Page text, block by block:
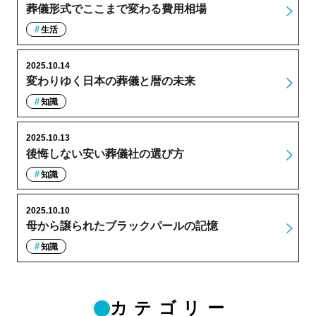
葬儀形式でここまで変わる費用相場
生活
変わりゆく日本の葬儀と暦の未来
2025.10.14
知識
後悔しない安い葬儀社の選び方
2025.10.13
知識
母から譲られたブラックパールの記憶
2025.10.10
知識
カテゴリー